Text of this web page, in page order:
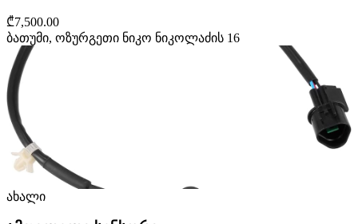
₾7,500.00
ბათუმი, ოზურგეთი ნიკო ნიკოლაძის 16
ახალი